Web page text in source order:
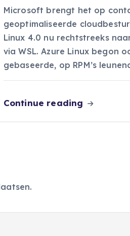
Microsoft brengt het op
geoptimaliseerde
Linux 4.0 nu rechtstreeks
via WSL. Azure Linux begon
gebaseerde, op RPM’s
Continue reading